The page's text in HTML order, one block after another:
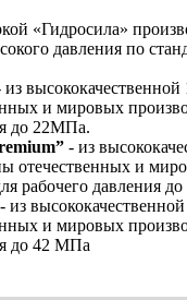
«Гидросила»
давления по
из высококачественной
и мировых
до 22МПа.
- из
отечественных и
рабочего давления
- из
и мировых
до 42 МПа